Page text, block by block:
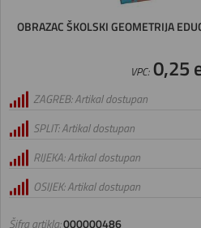
OBRAZAC ŠKOLSKI GEOMETRIJA
Šifra artikla:000000486
VPC:0,25
ZAGREB: Artikal dostupan
SPLIT: Artikal dostupan
RIJEKA: Artikal dostupan
OSIJEK: Artikal dostupan